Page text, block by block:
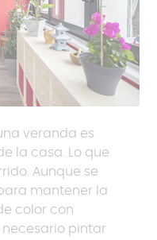
veranda es
la casa. Lo que
Aunque se
mantener la
color con
pintar